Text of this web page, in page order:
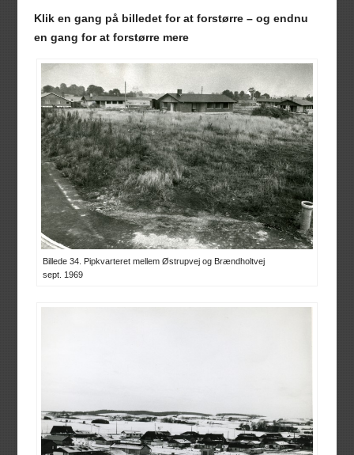
Klik en gang på billedet for at forstørre – og endnu
en gang for at forstørre mere
Billede 34. Pipkvarteret mellem Østrupvej og Brændholtvej
sept. 1969